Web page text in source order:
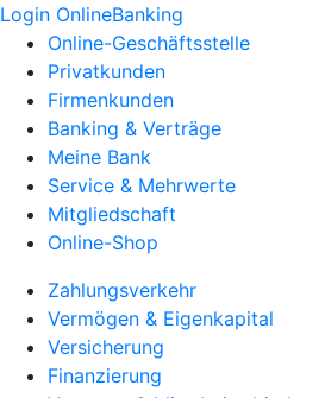
Login OnlineBanking
Online-Geschäftsstelle
Privatkunden
Firmenkunden
Banking & Verträge
Meine Bank
Service & Mehrwerte
Mitgliedschaft
Online-Shop
Zahlungsverkehr
Vermögen & Eigenkapital
Versicherung
Finanzierung